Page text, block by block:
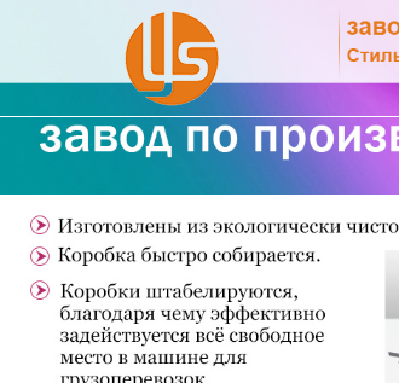
Новости
О Нас
Контакты